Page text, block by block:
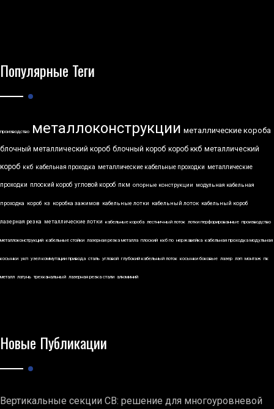
Популярные Теги
производство металлоконструкции металлические короба
блочный металлический короб блочный короб короб ккб металлический
короб ккб кабельная проходка металлические кабельные проходки металлические
проходки плоский короб угловой короб пкм опорные конструкции модульная кабельная
проходка короб кз коробка зажимов кабельные лотки кабельный лоток кабельный короб
лазерная резка металлические лотки кабельные короба лестничный лоток лотки перфорированные производство
металлоконструкций кабельные стойки лазерная резка металла плоский ккб по нержавейка кабельная проходка модульная
косынки укп узел коммутации привода сталь угловой глубокий кабельный лоток косынки боковые лазер лэп монтаж пк
металл латунь трехканальный лазерная резка стали алюминий
Новые Публикации
Вертикальные секции СВ: решение для многоуровневой